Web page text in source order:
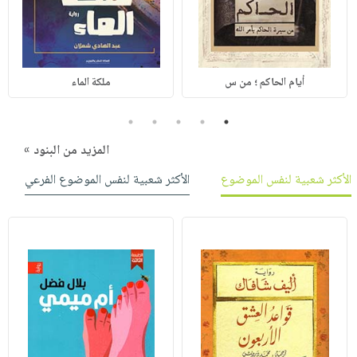
أيام الحاكم ؛ من س ملكة الماء
1
2
3
4
5
المزيد من البنود »
الأكثر شعبية لنفس الموضوع
الأكثر شعبية لنفس الموضوع الفرعي